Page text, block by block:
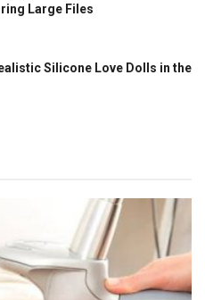
Large Files
Silicone Love Dolls in the